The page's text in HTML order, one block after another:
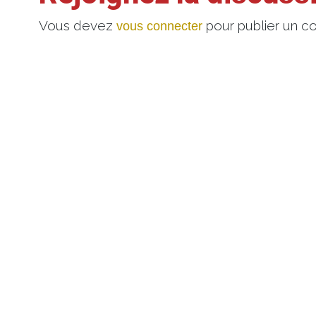
Vous devez vous connecter pour publier un